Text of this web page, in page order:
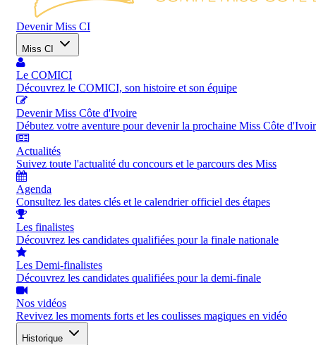
Devenir Miss CI
Miss CI
Le COMICI
Découvrez le COMICI, son histoire et son équipe
Devenir Miss Côte d'Ivoire
Débutez votre aventure pour devenir la prochaine Miss Côte
Actualités
Suivez toute l'actualité du concours et le parcours des Miss
Agenda
Consultez les dates clés et le calendrier officiel des étapes
Les finalistes
Découvrez les candidates qualifiées pour la finale nationale
Les Demi-finalistes
Découvrez les candidates qualifiées pour la demi-finale
Nos vidéos
Revivez les moments forts et les coulisses magiques en vidéo
Historique